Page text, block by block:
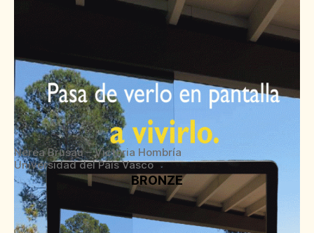
Nerea Brusau – Victoria Hombría
Universidad del País Vasco
BRONZE